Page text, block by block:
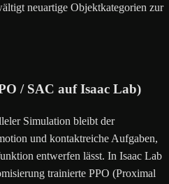
neuartige Objektkategorien zur
/ SAC auf Isaac Lab)
Simulation bleibt der
und kontaktreiche Aufgaben,
entwerfen lässt. In Isaac Lab
trainierte PPO (Proximal